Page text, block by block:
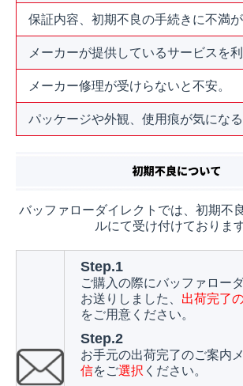
保証内容、初期不良の手続きに不満が
メーカーが提供しているサービスを利
メーカー修理が受けらないと不安。
パッケージや外観、使用痕が気になる
バッファローダイレクトでは、初期不
ルにて受け付けております
Step.1
ご購入の際にバッファロー
お送りしました、 出荷完了
をご用意ください。
Step.2
お手元の出荷完了のご案内
信をご選択 ください。